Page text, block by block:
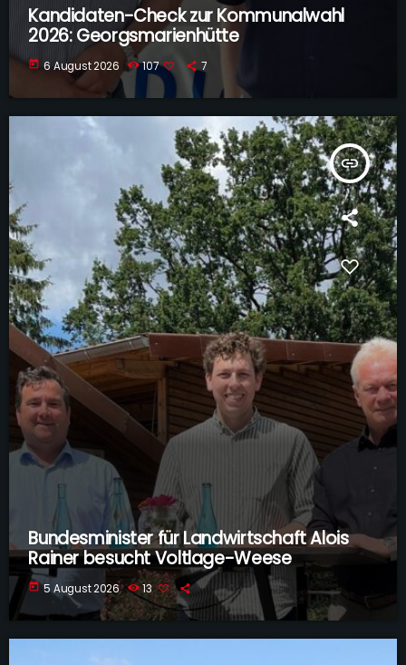
Kandidaten-Check zur Kommunalwahl
2026: Georgsmarienhütte
today 6 August 2026 107 7
insert_link
Bundesminister für Landwirtschaft Alois
Rainer besucht Voltlage-Weese
today 5 August 2026 13